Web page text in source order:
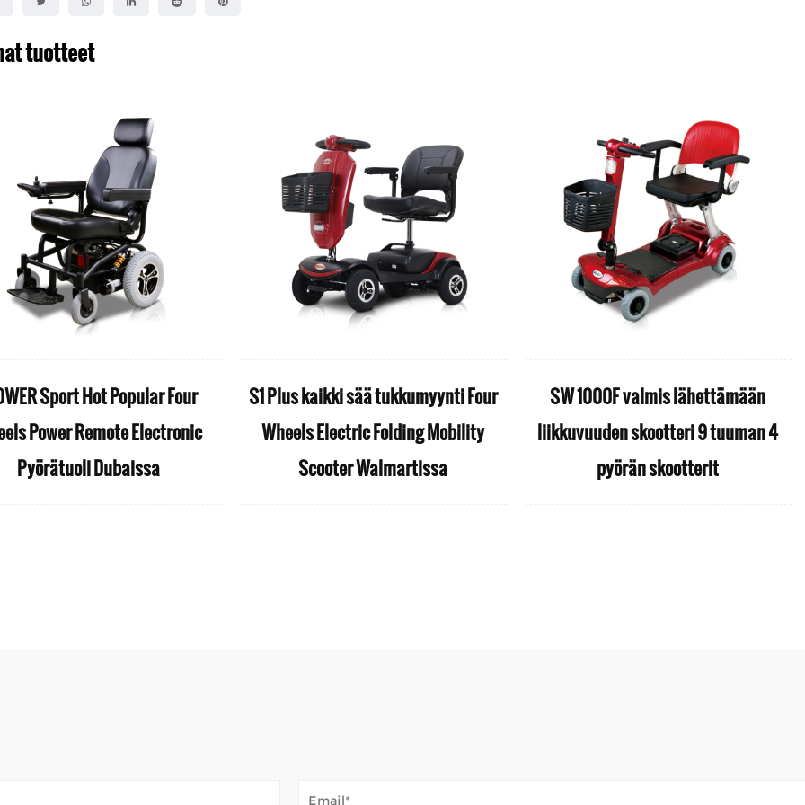
tuotteet
Sport Hot Popular Four
Power Remote Electronic
Pyörätuoli Dubaissa
S1 Plus kaikki sää tukkumyynti Four
Wheels Electric Folding Mobility
Scooter Walmartissa
SW 1000F valmis lähettämään
liikkuvuuden skootteri 9 tuuman 4
pyörän skootterit